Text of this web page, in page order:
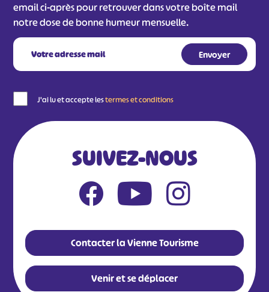
email ci-après pour retrouver dans votre boîte mail
notre dose de bonne humeur mensuelle.
J'ai lu et accepte lestermes et conditions
SUIVEZ-NOUS
Contacter la Vienne Tourisme
Venir et se déplacer